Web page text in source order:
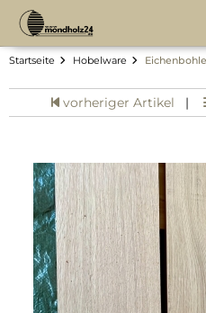
Startseite Hobelware
vorheriger Artikel |